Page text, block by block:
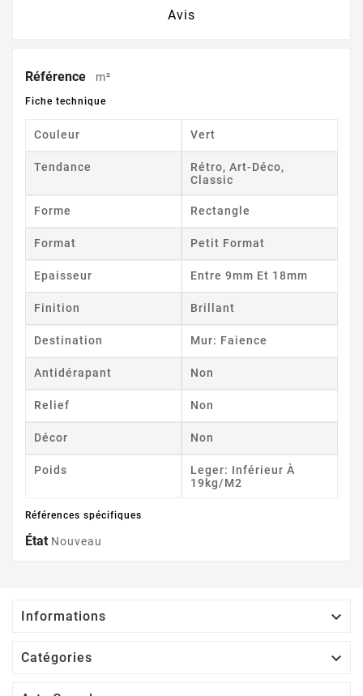
Avis
Référence m²
Fiche technique
Couleur Vert
Tendance
Rétro, Art-Déco,
Classic
Forme Rectangle
Format Petit Format
Epaisseur Entre 9mm Et 18mm
Finition Brillant
Destination Mur: Faience
Antidérapant Non
Relief Non
Décor Non
Poids
Leger: Inférieur À
19kg/m2
Références spécifiques
État Nouveau
Informations 
Catégories 